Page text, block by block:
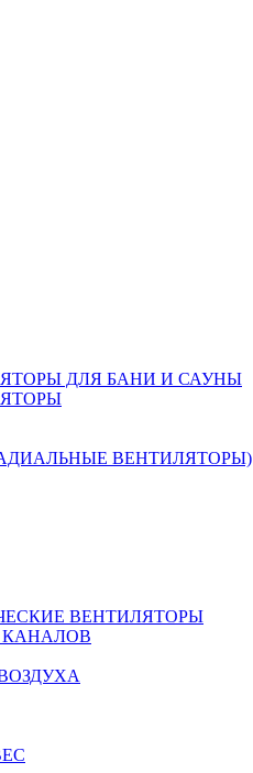
ДЛЯ БАНИ И САУНЫ
ВЕНТИЛЯТОРЫ)
ВЕНТИЛЯТОРЫ
КАНАЛОВ